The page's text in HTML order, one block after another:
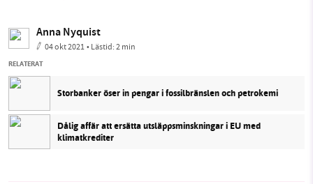
Anna Nyquist
04 okt 2021• Lästid:2 min
RELATERAT
Storbanker öser in pengar i fossilbränslen och petrokemi
Dålig affär att ersätta utsläppsminskningar i EU med
klimatkrediter